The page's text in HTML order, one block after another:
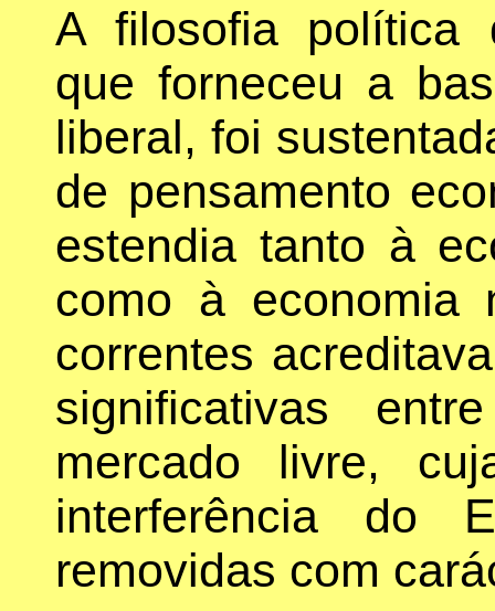
A filosofia política
que forneceu a
liberal, foi
de pensamento
estendia tanto à
como à economia
correntes
significativas
mercado livre,
interferência do
removidas com